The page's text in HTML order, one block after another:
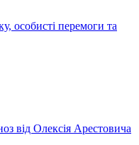
особисті перемоги та
від Олексія Арестовича